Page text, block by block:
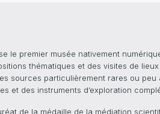
le premier musée nativement
thématiques et des visites de
sources particulièrement rares ou
et des instruments d’exploration
de la médaille de la médiation